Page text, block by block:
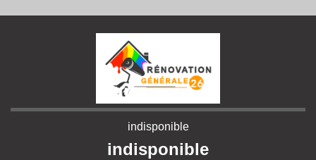
indisponible
indisponible